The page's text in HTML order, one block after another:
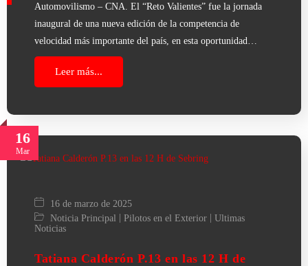
Automovilismo – CNA. El “Reto Valientes” fue la jornada
inaugural de una nueva edición de la competencia de
velocidad más importante del país, en esta oportunidad…
Leer más...
16
Mar
16 de marzo de 2025
Noticia Principal
Pilotos en el Exterior
Ultimas
Noticias
Tatiana Calderón P.13 en las 12 H de